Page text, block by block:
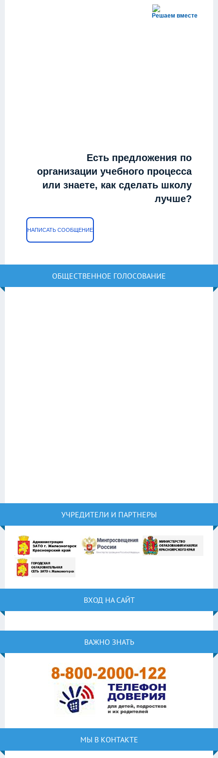
Решаем вместе
Есть предложения по
организации учебного процесса
или знаете, как сделать школу
лучше?
НАПИСАТЬ СООБЩЕНИЕ
ОБЩЕСТВЕННОЕ ГОЛОСОВАНИЕ
УЧРЕДИТЕЛИ И ПАРТНЕРЫ
ВХОД НА САЙТ
ВАЖНО ЗНАТЬ
МЫ В КОНТАКТЕ